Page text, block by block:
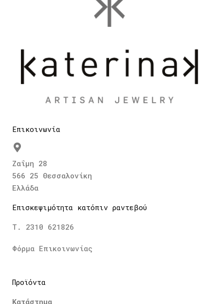
Επικοινωνία
Ζαΐμη 28
566 25 Θεσσαλονίκη
Ελλάδα
Επισκεψιμότητα κατόπιν ραντεβού
Τ. 2310 621826
Φόρμα Επικοινωνίας
Προϊόντα
Κατάστημα